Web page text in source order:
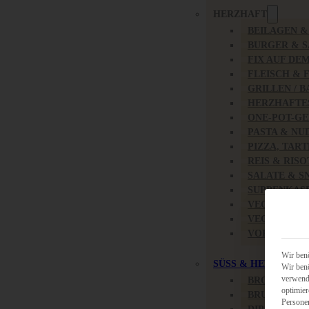
HERZHAFT
SALATE &
SÜSS & HERZHAFT
BRUNCH &
Wir
Wir